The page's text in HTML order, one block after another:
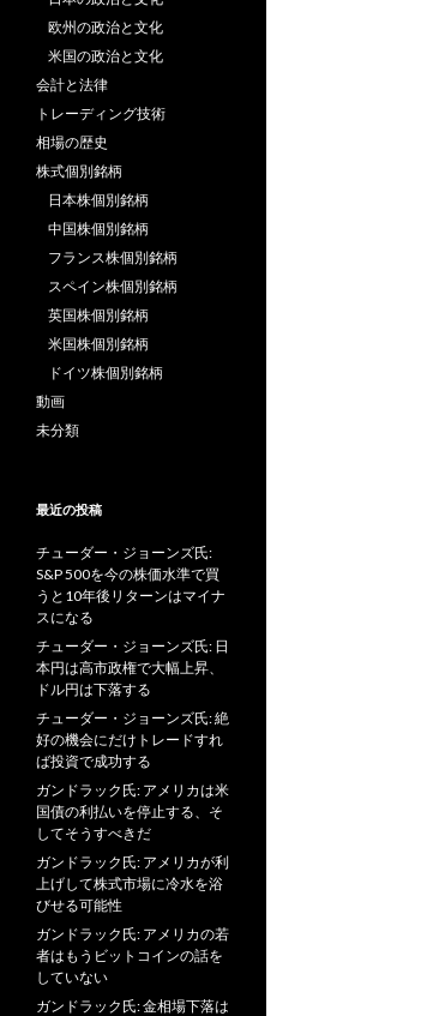
欧州の政治と文化
米国の政治と文化
会計と法律
トレーディング技術
相場の歴史
株式個別銘柄
日本株個別銘柄
中国株個別銘柄
フランス株個別銘柄
スペイン株個別銘柄
英国株個別銘柄
米国株個別銘柄
ドイツ株個別銘柄
動画
未分類
最近の投稿
チューダー・ジョーンズ氏:
S&P 500を今の株価水準で買
うと10年後リターンはマイナ
スになる
チューダー・ジョーンズ氏: 日
本円は高市政権で大幅上昇、
ドル円は下落する
チューダー・ジョーンズ氏: 絶
好の機会にだけトレードすれ
ば投資で成功する
ガンドラック氏: アメリカは米
国債の利払いを停止する、そ
してそうすべきだ
ガンドラック氏: アメリカが利
上げして株式市場に冷水を浴
びせる可能性
ガンドラック氏: アメリカの若
者はもうビットコインの話を
していない
ガンドラック氏: 金相場下落は